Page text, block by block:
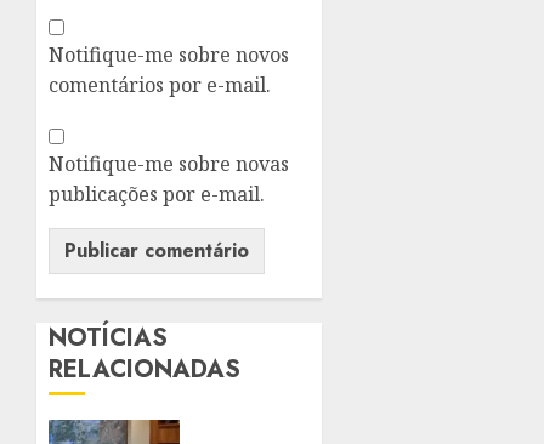
Notifique-me sobre novos
comentários por e-mail.
Notifique-me sobre novas
publicações por e-mail.
NOTÍCIAS
RELACIONADAS